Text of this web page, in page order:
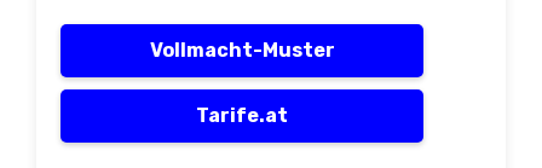
Vollmacht-Muster
Tarife.at